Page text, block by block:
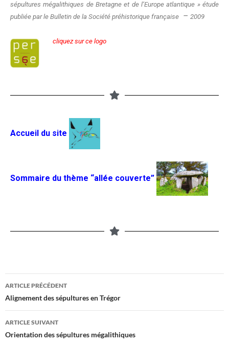
sépultures mégalithiques de Bretagne et de l’Europe atlantique » étude
publiée par le Bulletin de la Société préhistorique française – 2009
cliquez sur ce logo
Accueil du site
Sommaire du thème “allée couverte”
ARTICLE PRÉCÉDENT
Alignement des sépultures en Trégor
ARTICLE SUIVANT
Orientation des sépultures mégalithiques